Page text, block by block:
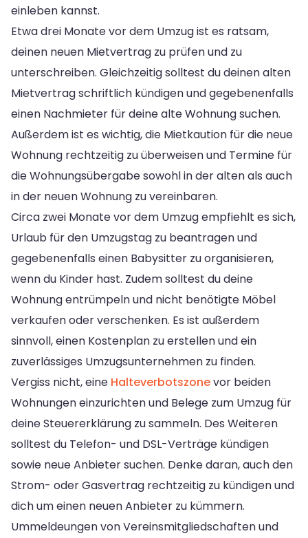
einleben kannst.
Etwa drei Monate vor dem Umzug ist es ratsam,
deinen neuen Mietvertrag zu prüfen und zu
unterschreiben. Gleichzeitig solltest du deinen alten
Mietvertrag schriftlich kündigen und gegebenenfalls
einen Nachmieter für deine alte Wohnung suchen.
Außerdem ist es wichtig, die Mietkaution für die neue
Wohnung rechtzeitig zu überweisen und Termine für
die Wohnungsübergabe sowohl in der alten als auch
in der neuen Wohnung zu vereinbaren.
Circa zwei Monate vor dem Umzug empfiehlt es sich,
Urlaub für den Umzugstag zu beantragen und
gegebenenfalls einen Babysitter zu organisieren,
wenn du Kinder hast. Zudem solltest du deine
Wohnung entrümpeln und nicht benötigte Möbel
verkaufen oder verschenken. Es ist außerdem
sinnvoll, einen Kostenplan zu erstellen und ein
zuverlässiges Umzugsunternehmen zu finden.
Vergiss nicht, eine Halteverbotszonevor beiden
Wohnungen einzurichten und Belege zum Umzug für
deine Steuererklärung zu sammeln. Des Weiteren
solltest du Telefon- und DSL-Verträge kündigen
sowie neue Anbieter suchen. Denke daran, auch den
Strom- oder Gasvertrag rechtzeitig zu kündigen und
dich um einen neuen Anbieter zu kümmern.
Ummeldeungen von Vereinsmitgliedschaften und